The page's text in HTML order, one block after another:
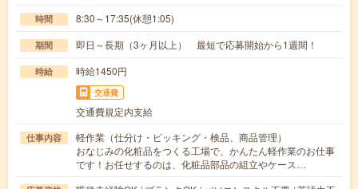
時間 8:30～17:35(休憩1:05)
期間 即日～長期（3ヶ月以上） 最短で応募開始から1週間！
時給 時給1450円
交通費
交通費規定内支給
仕事内容
軽作業（仕分け・ピッキング・検品、商品管理）
おなじみの化粧品をつくる工場で、かんたん軽作業のお仕事
です！お任せするのは、化粧品部品の組立やケース…